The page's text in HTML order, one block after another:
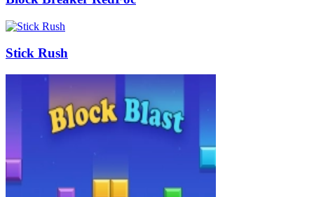
Stick Rush